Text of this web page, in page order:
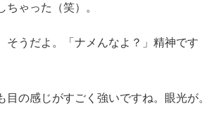
ちゃった（笑）。
そうだよ。「ナメんなよ？」精神です
目の感じがすごく強いですね。眼光が。